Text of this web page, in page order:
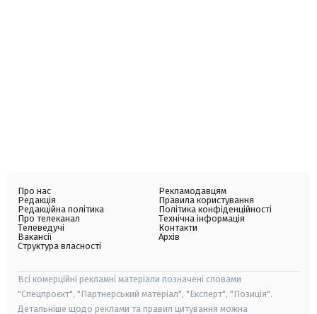
Про нас
Редакція
Редакційна політика
Про телеканал
Телеведучі
Вакансії
Структура власності
Рекламодавцям
Правила користування
Політика конфіденційності
Технічна інформація
Контакти
Архів
Всі комерційні рекламні матеріали позначені словами
"Спецпроєкт", "Партнерський матеріал", "Експерт", "Позиція".
Детальніше щодо реклами та правил цитування можна